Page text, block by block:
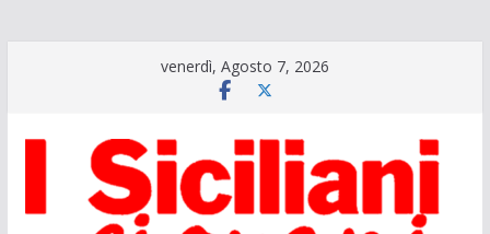
venerdì, Agosto 7, 2026